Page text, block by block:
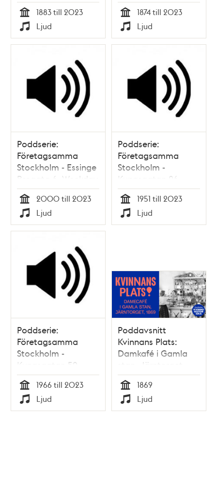
MEA
Tid
1883 till 2023
Typ
Ljud
8, Grand Hôtel
Tid
1874 till 2023
Typ
Ljud
Poddserie:
Företagsamma
Stockholm - Essinge
Brogata 6, Weekday
Tid
2000 till 2023
Typ
Ljud
Poddserie:
Företagsamma
Stockholm -
Kungsgatan 26,
första H&M i
Stockholm
Tid
1951 till 2023
Typ
Ljud
Poddserie:
Företagsamma
Stockholm -
Kungsgatan 59,
Mah-Jong
Tid
1966 till 2023
Typ
Ljud
Poddavsnitt
Kvinnans Plats:
Damkafé i Gamla
stan, Järntorget,
1869
Tid
1869
Typ
Ljud